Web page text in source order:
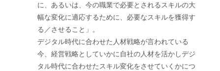
に、あるいは、今の職業で必要とされるスキルの大
幅な変化に適応するために、必要なスキルを獲得す
る／させること」。
デジタル時代に合わせた人材戦略が言われている
今、経営戦略としていかに自社の人材を活かしデジ
タル時代に合わせたスキル変化をさせていくかにつ